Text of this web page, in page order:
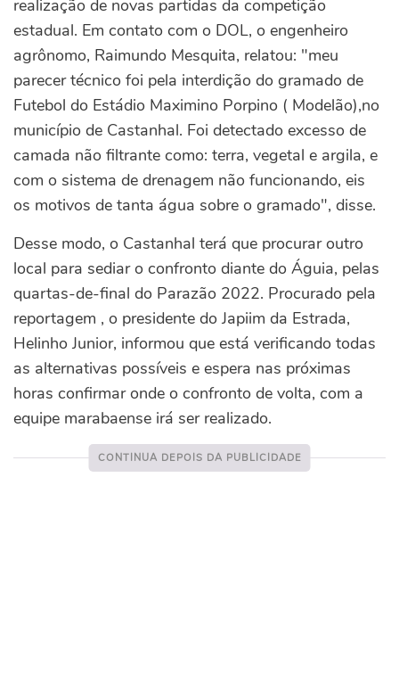
realização de novas partidas da competição
estadual. Em contato com o DOL, o engenheiro
agrônomo, Raimundo Mesquita, relatou: "meu
parecer técnico foi pela interdição do gramado de
Futebol do Estádio Maximino Porpino ( Modelão),no
município de Castanhal. Foi detectado excesso de
camada não filtrante como: terra, vegetal e argila, e
com o sistema de drenagem não funcionando, eis
os motivos de tanta água sobre o gramado", disse.
Desse modo, o Castanhal terá que procurar outro
local para sediar o confronto diante do Águia, pelas
quartas-de-final do Parazão 2022. Procurado pela
reportagem , o presidente do Japiim da Estrada,
Helinho Junior, informou que está verificando todas
as alternativas possíveis e espera nas próximas
horas confirmar onde o confronto de volta, com a
equipe marabaense irá ser realizado.